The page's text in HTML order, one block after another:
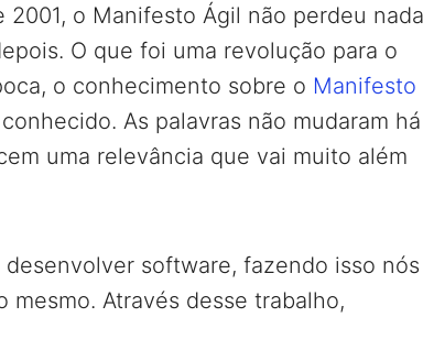
o Manifesto Ágil não perdeu nada
O que foi uma revolução para o
o conhecimento sobre o Manifesto
As palavras não mudaram há
uma relevância que vai muito além
software, fazendo isso nós
Através desse trabalho,